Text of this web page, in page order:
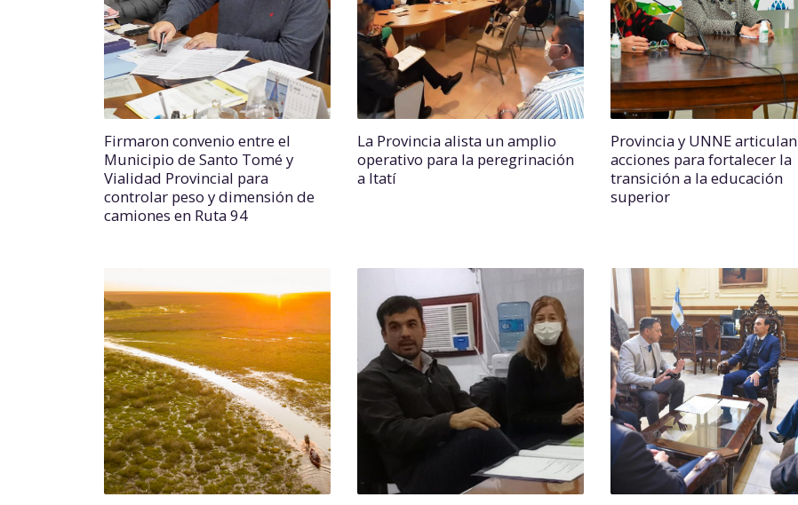
Firmaron convenio entre el
Municipio de Santo Tomé y
Vialidad Provincial para
controlar peso y dimensión de
camiones en Ruta 94
La Provincia alista un amplio
operativo para la peregrinación
a Itatí
Provincia y UNNE articulan
acciones para fortalecer la
transición a la educación
superior